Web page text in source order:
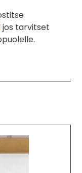
jos tarvitset